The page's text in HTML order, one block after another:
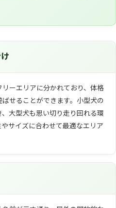
ーエリアに分かれており、体格
せることができます。小型犬の
大型犬も思い切り走り回れる環
サイズに合わせて最適なエリア